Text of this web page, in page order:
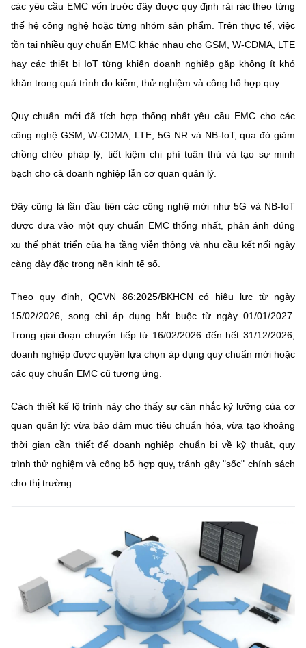
(Ghi rõ nguồn "https://mst.gov.vn" khi phát hành lại thông tin từ
website này)
các yêu cầu EMC vốn trước đây được quy định rải rác theo từng
thế hệ công nghệ hoặc từng nhóm sản phẩm. Trên thực tế, việc
tồn tại nhiều quy chuẩn EMC khác nhau cho GSM, W-CDMA, LTE
hay các thiết bị IoT từng khiến doanh nghiệp gặp không ít khó
khăn trong quá trình đo kiểm, thử nghiệm và công bố hợp quy.
Quy chuẩn mới đã tích hợp thống nhất yêu cầu EMC cho các
công nghệ GSM, W-CDMA, LTE, 5G NR và NB-IoT, qua đó giảm
chồng chéo pháp lý, tiết kiệm chi phí tuân thủ và tạo sự minh
bạch cho cả doanh nghiệp lẫn cơ quan quản lý.
Đây cũng là lần đầu tiên các công nghệ mới như 5G và NB-IoT
được đưa vào một quy chuẩn EMC thống nhất, phản ánh đúng
xu thế phát triển của hạ tầng viễn thông và nhu cầu kết nối ngày
càng dày đặc trong nền kinh tế số.
Theo quy định, QCVN 86:2025/BKHCN có hiệu lực từ ngày
15/02/2026, song chỉ áp dụng bắt buộc từ ngày 01/01/2027.
Trong giai đoạn chuyển tiếp từ 16/02/2026 đến hết 31/12/2026,
doanh nghiệp được quyền lựa chọn áp dụng quy chuẩn mới hoặc
các quy chuẩn EMC cũ tương ứng.
Cách thiết kế lộ trình này cho thấy sự cân nhắc kỹ lưỡng của cơ
quan quản lý: vừa bảo đảm mục tiêu chuẩn hóa, vừa tạo khoảng
thời gian cần thiết để doanh nghiệp chuẩn bị về kỹ thuật, quy
trình thử nghiệm và công bố hợp quy, tránh gây "sốc" chính sách
cho thị trường.